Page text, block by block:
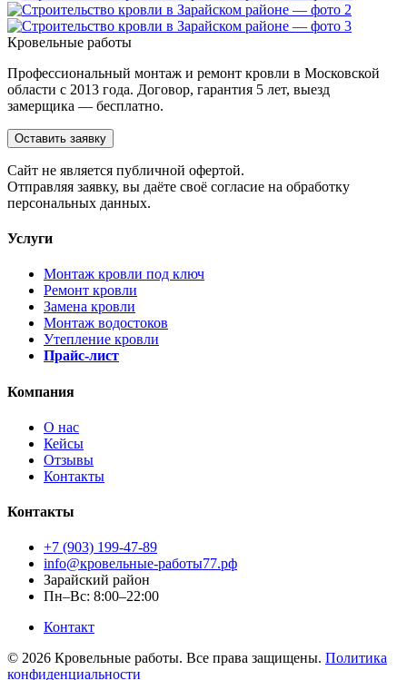
Кровельные работы
Профессиональный монтаж и ремонт кровли в Московской
области с 2013 года. Договор, гарантия 5 лет, выезд
замерщика — бесплатно.
Оставить заявку
Cайт не является публичной офертой.
Отправляя заявку, вы даёте своё согласие на обработку
персональных данных.
Услуги
Монтаж кровли под ключ
Ремонт кровли
Замена кровли
Монтаж водостоков
Утепление кровли
Прайс-лист
Компания
О нас
Кейсы
Отзывы
Контакты
Контакты
+7 (903) 199-47-89
info@кровельные-работы77.рф
Зарайский район
Пн–Вс: 8:00–22:00
Контакт
© 2026 Кровельные работы. Все права защищены. Политика
конфиденциальности